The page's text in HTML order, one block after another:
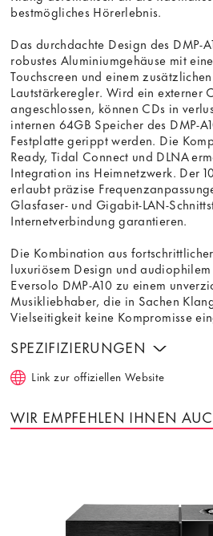
bestmögliches Hörerlebnis.
Das durchdachte Design des DMP-
robustes Aluminiumgehäuse mit
Touchscreen und einem
Lautstärkeregler. Wird ein externer
angeschlossen, können CDs in
internen 64GB Speicher des DMP-
Festplatte gerippt werden. Die
Ready, Tidal Connect und DLNA
Integration ins Heimnetzwerk. Der
erlaubt präzise
Glasfaser- und Gigabit-LAN-
Internetverbindung garantieren.
Die Kombination aus
luxuriösem Design und
Eversolo DMP-A10 zu einem
Musikliebhaber, die in Sachen
Vielseitigkeit keine Kompromisse
SPEZIFIZIERUNGEN
Link zur offiziellen Website
WIR EMPFEHLEN IHNEN